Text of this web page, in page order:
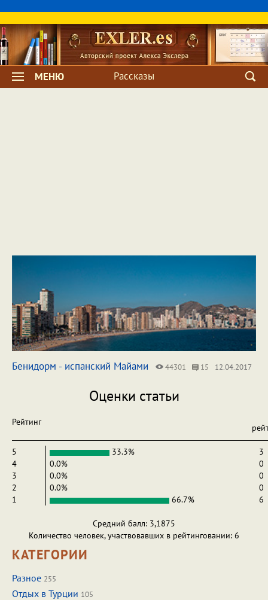
МЕНЮ Рассказы
Бенидорм - испанский Майами 44301 15 12.04.2017
Оценки статьи
Рейтинг
5 33.3%
3
4
0.0%
0
3
0.0%
0
2
0.0%
0
1
66.7% 6
Средний балл: 3,1875
Количество человек, участвовавших в рейтинговании: 6
КАТЕГОРИИ
Разное 255
Отдых в Турции 105